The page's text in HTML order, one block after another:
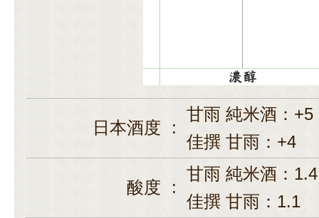
日本酒度 :
甘雨 純米酒：+5
佳撰 甘雨：+4
酸度 :
甘雨 純米酒：1.4
佳撰 甘雨：1.1